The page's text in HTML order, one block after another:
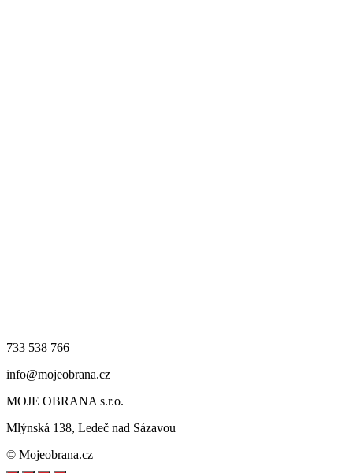
733 538 766
info@mojeobrana.cz
MOJE OBRANA s.r.o.
Mlýnská 138, Ledeč nad Sázavou
© Mojeobrana.cz